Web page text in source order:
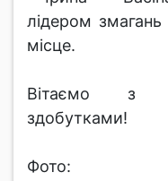
лідером
місце.
Вітаємо з
здобутками!
Фото: